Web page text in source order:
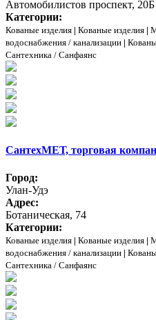
Автомобилистов проспект, 20Б
Категории:
Кованые изделия | Кованые изделия |
водоснабжения / канализации |
Сантехника / Санфаянс
СантехМЕТ, торговая
Город:
Улан-Удэ
Адрес:
Ботаническая, 74
Категории:
Кованые изделия | Кованые изделия |
водоснабжения / канализации |
Сантехника / Санфаянс